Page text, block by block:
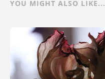
YOU MIGHT ALSO LIKE...